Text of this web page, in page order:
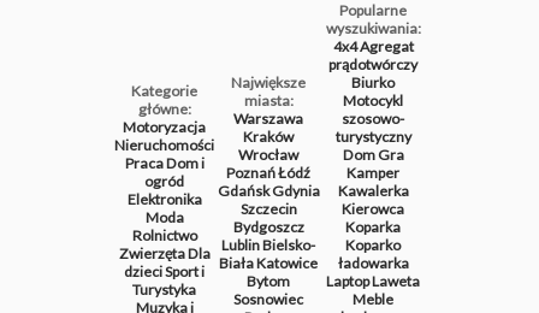
Kategorie
główne:
Motoryzacja
Nieruchomości
PracaDom i
ogród
Elektronika
Moda
Rolnictwo
ZwierzętaDla
dzieciSport i
Turystyka
Muzyka i
Największe
miasta:
Warszawa
Kraków
Wrocław
PoznańŁódź
GdańskGdynia
Szczecin
Bydgoszcz
LublinBielsko-
BiałaKatowice
Bytom
Sosnowiec
Popularne
wyszukiwania:
4x4Agregat
prądotwórczy
Biurko
Motocykl
szosowo-
turystyczny
DomGra
Kamper
Kawalerka
Kierowca
Koparka
Koparko
ładowarka
LaptopLaweta
Meble